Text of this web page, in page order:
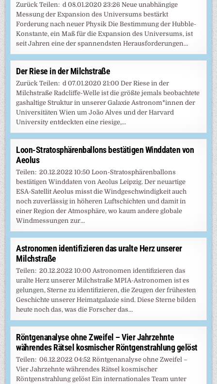
Zurück Teilen: d 08.01.2020 23:26 Neue unabhängige
Messung der Expansion des Universums bestärkt
Forderung nach neuer Physik Die Bestimmung der Hubble-
Konstante, ein Maß für die Expansion des Universums, ist
seit Jahren eine der spannendsten Herausforderungen…
Der Riese in der Milchstraße
Zurück Teilen: d 07.01.2020 21:00 Der Riese in der
Milchstraße Radcliffe-Welle ist die größte jemals beobachtete
gashaltige Struktur in unserer Galaxie Astronom*innen der
Universitäten Wien um João Alves und der Harvard
University entdeckten eine riesige,…
Loon-Stratosphärenballons bestätigen Winddaten von
Aeolus
Teilen: 20.12.2022 10:50 Loon-Stratosphärenballons
bestätigen Winddaten von Aeolus Leipzig. Der neuartige
ESA-Satellit Aeolus misst die Windgeschwindigkeit auch
noch zuverlässig in höheren Luftschichten und damit in
einer Region der Atmosphäre, wo kaum andere globale
Windmessungen zur…
Astronomen identifizieren das uralte Herz unserer
Milchstraße
Teilen: 20.12.2022 10:00 Astronomen identifizieren das
uralte Herz unserer Milchstraße MPIA-Astronomen ist es
gelungen, Sterne zu identifizieren, die Zeugen der frühesten
Geschichte unserer Heimatgalaxie sind. Diese Sterne bilden
heute noch das, was die Forscher das…
Röntgenanalyse ohne Zweifel – Vier Jahrzehnte
währendes Rätsel kosmischer Röntgenstrahlung gelöst
Teilen: 06.12.2022 04:52 Röntgenanalyse ohne Zweifel –
Vier Jahrzehnte währendes Rätsel kosmischer
Röntgenstrahlung gelöst Ein internationales Team unter